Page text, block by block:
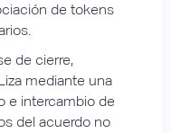
de tokens
de cierre,
mediante una
e intercambio de
del acuerdo no